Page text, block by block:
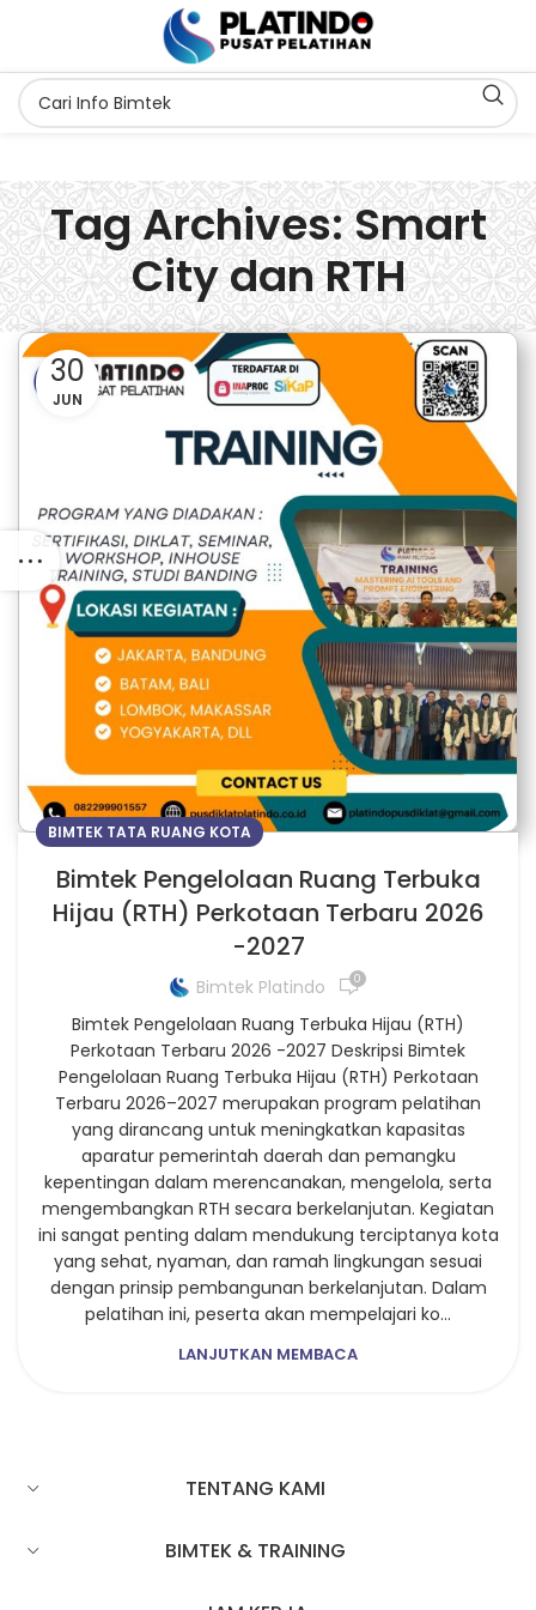
Tag Archives: Smart
City dan RTH
30
JUN
BIMTEK TATA RUANG KOTA
Bimtek Pengelolaan Ruang Terbuka
Hijau (RTH) Perkotaan Terbaru 2026
-2027
Bimtek Platindo 0
Bimtek Pengelolaan Ruang Terbuka Hijau (RTH)
Perkotaan Terbaru 2026 -2027 Deskripsi Bimtek
Pengelolaan Ruang Terbuka Hijau (RTH) Perkotaan
Terbaru 2026–2027 merupakan program pelatihan
yang dirancang untuk meningkatkan kapasitas
aparatur pemerintah daerah dan pemangku
kepentingan dalam merencanakan, mengelola, serta
mengembangkan RTH secara berkelanjutan. Kegiatan
ini sangat penting dalam mendukung terciptanya kota
yang sehat, nyaman, dan ramah lingkungan sesuai
dengan prinsip pembangunan berkelanjutan. Dalam
pelatihan ini, peserta akan mempelajari ko...
LANJUTKAN MEMBACA
TENTANG KAMI
BIMTEK & TRAINING